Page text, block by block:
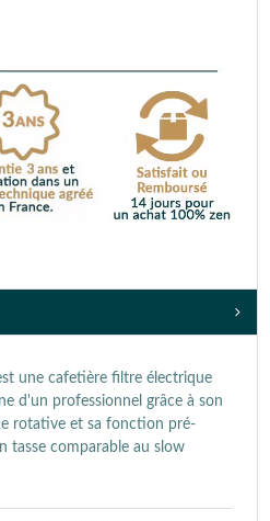
une cafetière filtre électrique
d'un professionnel grâce à son
rotative et sa fonction pré-
tasse comparable au slow